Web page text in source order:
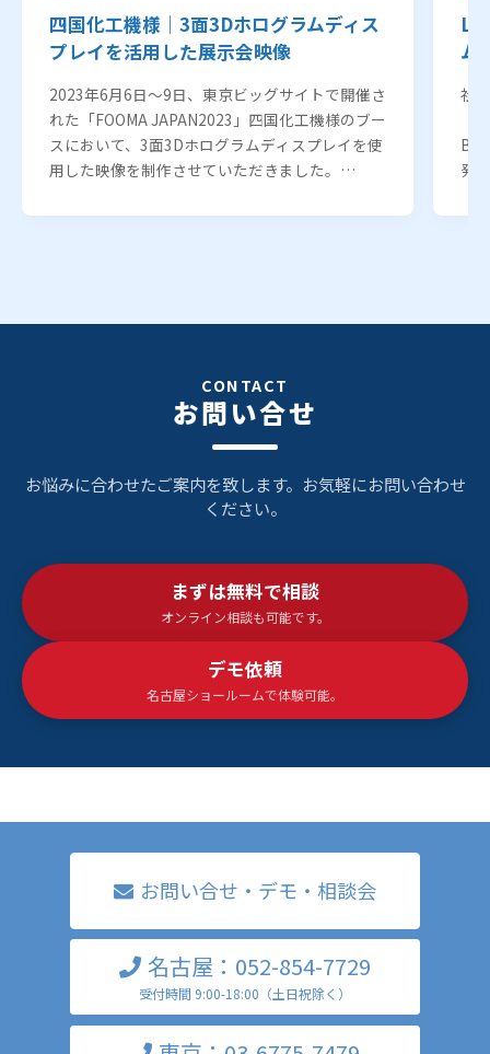
四国化工機様｜3面3Dホログラムディス
プレイを活用した展示会映像
2023年6月6日～9日、東京ビッグサイトで開催さ
れた「FOOMA JAPAN2023」四国化工機様のブー
スにおいて、3面3Dホログラムディスプレイを使
用した映像を制作させていただきました。…
ム
社
発
CONTACT
お問い合せ
お悩みに合わせたご案内を致します。お気軽にお問い合わせ
ください。
まずは無料で相談
オンライン相談も可能です。
デモ依頼
名古屋ショールームで体験可能。
お問い合せ・デモ・相談会
名古屋：052-854-7729
受付時間 9:00-18:00（土日祝除く）